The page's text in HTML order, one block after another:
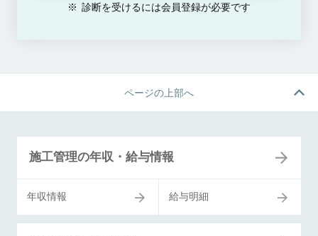
診断を受けるには会員登録が必要です
ページの上部へ
施工管理の年収・給与情報
年収情報 給与明細